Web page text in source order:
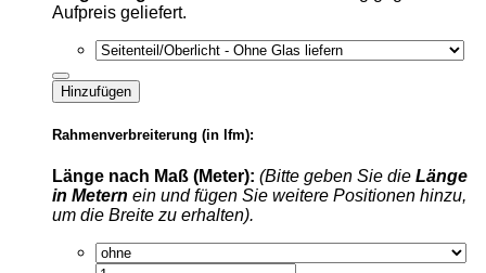
Aufpreis geliefert.
Hinzufügen
Rahmenverbreiterung (in lfm):
Länge nach Maß (Meter): (Bitte geben Sie die Länge
in Metern ein und fügen Sie weitere Positionen hinzu,
um die Breite zu erhalten).